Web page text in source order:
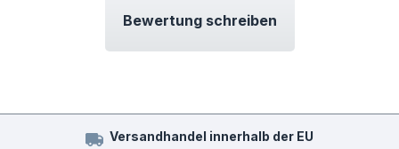
Bewertung schreiben
Versandhandel innerhalb der EU